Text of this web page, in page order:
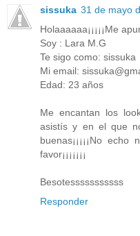
sissuka 31 de mayo
Holaaaaaa¡¡¡¡¡Me
Soy : Lara M.G
Te sigo como: sissuka
Mi email:
Edad: 23 años
Me encantan los
asistís y en el que
buenas¡¡¡¡¡No
favor¡¡¡¡¡¡¡
Besotesssssssssss
Responder